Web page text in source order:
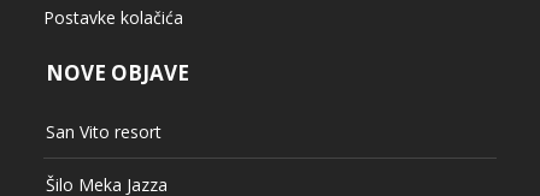
Postavke kolačića
NOVE OBJAVE
San Vito resort
Šilo Meka Jazza